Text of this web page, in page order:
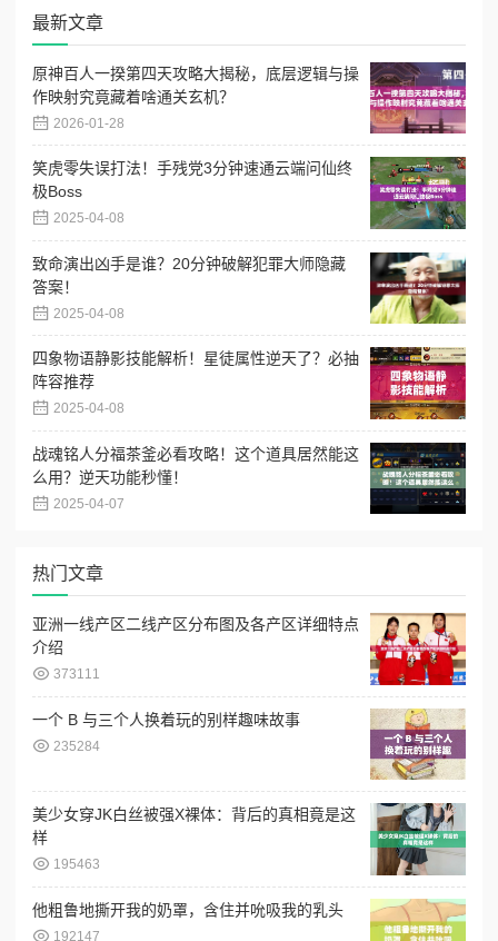
最新文章
原神百人一揆第四天攻略大揭秘，底层逻辑与操
作映射究竟藏着啥通关玄机？
2026-01-28
笑虎零失误打法！手残党3分钟速通云端问仙终
极Boss
2025-04-08
致命演出凶手是谁？20分钟破解犯罪大师隐藏
答案！
2025-04-08
四象物语静影技能解析！星徒属性逆天了？必抽
阵容推荐
2025-04-08
战魂铭人分福茶釜必看攻略！这个道具居然能这
么用？逆天功能秒懂！
2025-04-07
热门文章
亚洲一线产区二线产区分布图及各产区详细特点
介绍
373111
一个 B 与三个人换着玩的别样趣味故事
235284
美少女穿JK白丝被强X裸体：背后的真相竟是这
样
195463
他粗鲁地撕开我的奶罩，含住并吮吸我的乳头
192147